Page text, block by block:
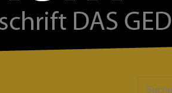
Suchen